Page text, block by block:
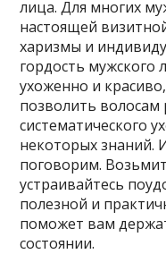
лица. Для многих
настоящей
харизмы и
гордость мужского
ухоженно и
позволить волосам
систематического
некоторых знаний.
поговорим.
устраивайтесь
полезной и
поможет вам
состоянии.